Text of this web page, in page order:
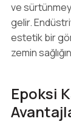
ve
gelir.
estetik bir
zemin
Epoksi